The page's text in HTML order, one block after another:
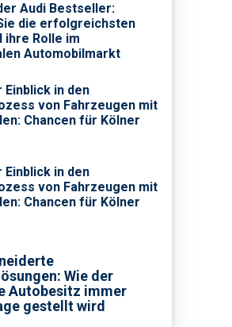
Audi Bestseller:
die erfolgreichsten
ihre Rolle im
Automobilmarkt
in den
von Fahrzeugen mit
Chancen für Kölner
in den
von Fahrzeugen mit
Chancen für Kölner
Wie der
Autobesitz immer
gestellt wird